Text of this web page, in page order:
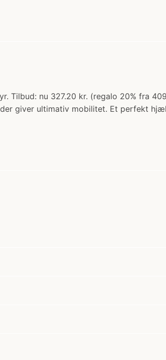
Tilbud: nu 327.20 kr. (regalo 20% fra
giver ultimativ mobilitet. Et perfekt